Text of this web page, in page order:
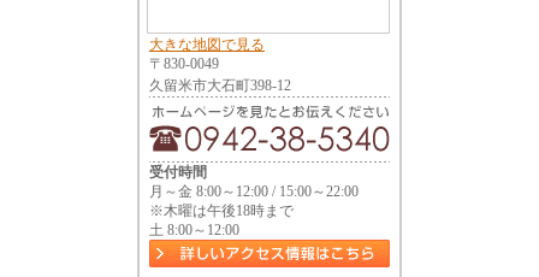
大きな地図で見る
〒830-0049
久留米市大石町398-12
受付時間
月～金 8:00～12:00 / 15:00～22:00
※木曜は午後18時まで
土 8:00～12:00